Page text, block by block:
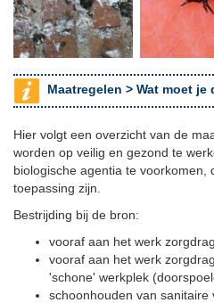
Maatregelen > Wat moet je
Hier volgt een overzicht van de
worden op veilig en gezond te
biologische agentia te voorkomen,
toepassing zijn.
Bestrijding bij de bron:
vooraf aan het werk
vooraf aan het werk
'schone' werkplek
schoonhouden van sanitaire